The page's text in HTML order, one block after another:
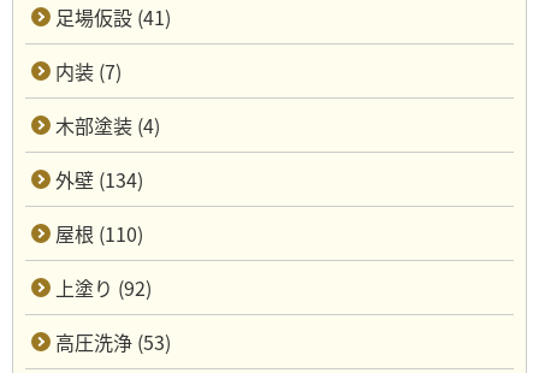
足場仮設 (41)
内装 (7)
木部塗装 (4)
外壁 (134)
屋根 (110)
上塗り (92)
高圧洗浄 (53)